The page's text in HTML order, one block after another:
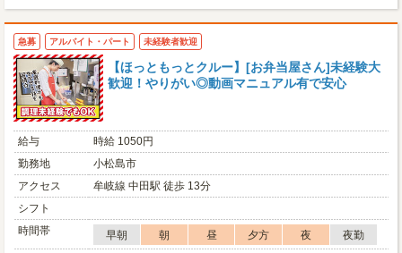
急募 アルバイト・パート 未経験者歓迎
【ほっともっとクルー】[お弁当屋さん]未経験大
歓迎！やりがい◎動画マニュアル有で安心
給与
時給 1050円
勤務地
小松島市
アクセス
牟岐線 中田駅 徒歩 13分
シフト
時間帯
早朝 朝 昼 夕方 夜
夜勤